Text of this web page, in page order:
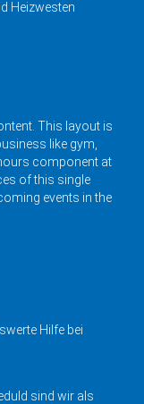
Heizwesten
This layout is
like gym,
component at
of this single
events in the
Hilfe bei
sind wir als